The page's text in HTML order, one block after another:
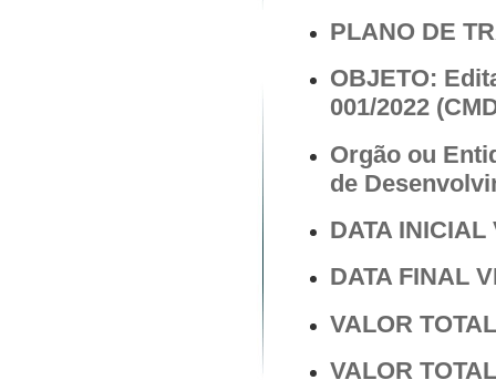
PLANO DE
OBJETO:
001/2022
Orgão ou
de
DATA INICIAL
DATA FINAL
VALOR
VALOR